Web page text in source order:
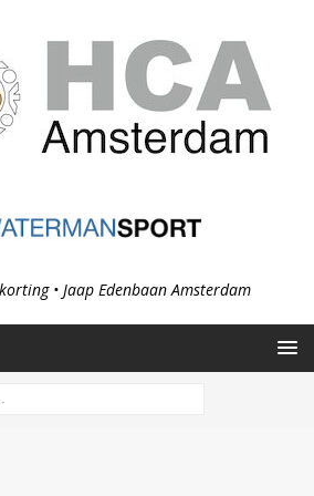
• Jaap Edenbaan Amsterdam